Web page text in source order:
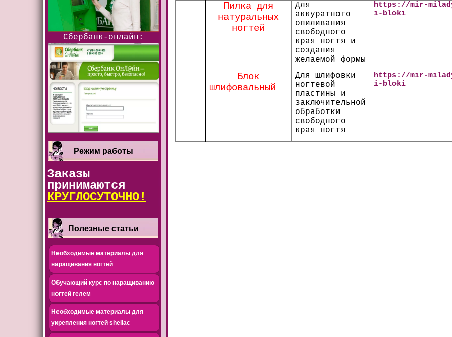
Сбербанк-онлайн:
Режим работы
Заказы
принимаются
КРУГЛОСУТОЧНО!
Полезные статьи
Необходимые материалы для
наращивания ногтей
Обучающий курс по наращиванию
ногтей гелем
Необходимые материалы для
укрепления ногтей shellac
Пилка для
натуральных
ногтей
Для
аккуратного
опиливания
свободного
края ногтя и
создания
желаемой формы
https://mir-
i-bloki
Блок
шлифовальный
Для
шлифовки
ногтевой
пластины и
заключительной
обработки
свободного
края ногтя
https://mir-
i-bloki